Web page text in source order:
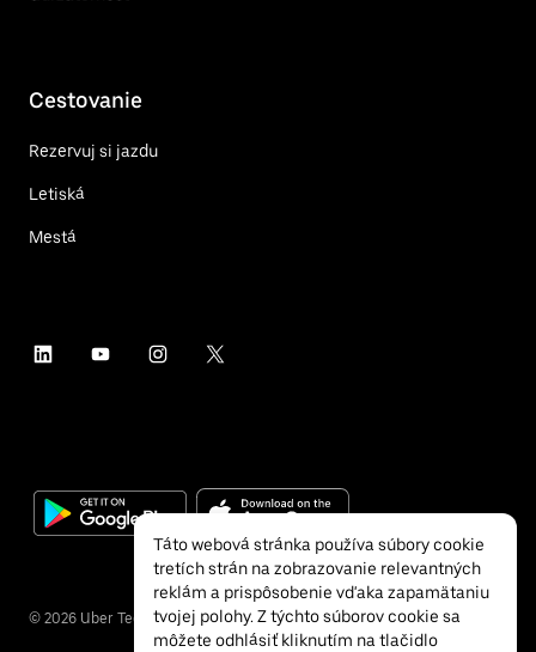
Cestovanie
Rezervuj si jazdu
Letiská
Mestá
© 2026 Uber Technologies Inc.
Táto webová stránka používa súbory cookie
tretích strán na zobrazovanie relevantných
reklám a prispôsobenie vďaka zapamätaniu
tvojej polohy. Z týchto súborov cookie sa
môžete odhlásiť kliknutím na tlačidlo